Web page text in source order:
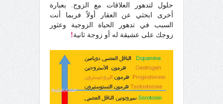
حلول لتدهور العلاقات مع الزوج. بعبارة
أخرى ابحثي عن العقار أولاً فربما أنت
السبب في تدهور الحياة الزوجية وعثور
زوجك على عشيقة له أو زوجة ثانية!